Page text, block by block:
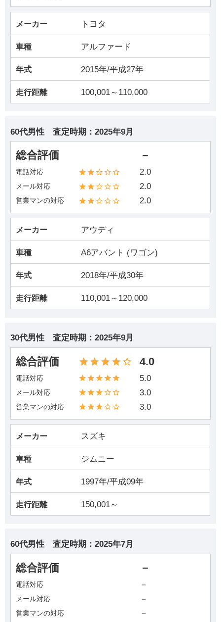
メーカー トヨタ
車種 アルファード
年式 2015年/平成27年
走行距離 100,001～110,000
60代男性 査定時期： 2025年9月
総合評価 －
電話対応 2.0
メール対応 2.0
営業マンの対応 2.0
メーカー アウディ
車種 A6アバント (ワゴン)
年式 2018年/平成30年
走行距離 110,001～120,000
30代男性 査定時期： 2025年9月
総合評価 4.0
電話対応 5.0
メール対応 3.0
営業マンの対応 3.0
メーカー スズキ
車種 ジムニー
年式 1997年/平成09年
走行距離 150,001～
60代男性 査定時期： 2025年7月
総合評価 －
電話対応 －
メール対応 －
営業マンの対応 －